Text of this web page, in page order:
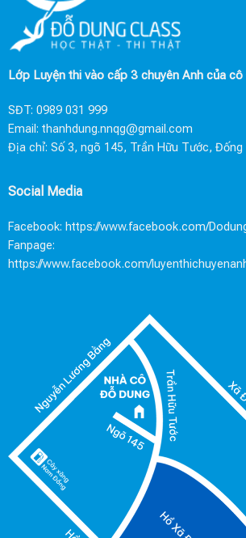
Lớp Luyện thi vào cấp 3 chuyên Anh của
SĐT: 0989 031 999
Email: thanhdung.nnqg@gmail.com
Địa chỉ: Số 3, ngõ 145, Trần Hữu Tước, Đống
Social Media
Facebook: https://www.facebook.com/
Fanpage:
https://www.facebook.com/